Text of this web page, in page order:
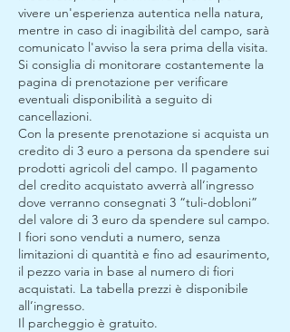
vivere un'esperienza autentica nella natura,
mentre in caso di inagibilità del campo, sarà
comunicato l'avviso la sera prima della visita.
Si consiglia di monitorare costantemente la
pagina di prenotazione per verificare
eventuali disponibilità a seguito di
cancellazioni.
Con la presente prenotazione si acquista un
credito di 3 euro a persona da spendere sui
prodotti agricoli del campo. Il pagamento
del credito acquistato avverrà all’ingresso
dove verranno consegnati 3 “tuli-dobloni”
del valore di 3 euro da spendere sul campo.
I fiori sono venduti a numero, senza
limitazioni di quantità e fino ad esaurimento,
il pezzo varia in base al numero di fiori
acquistati. La tabella prezzi è disponibile
all’ingresso.
Il parcheggio è gratuito.